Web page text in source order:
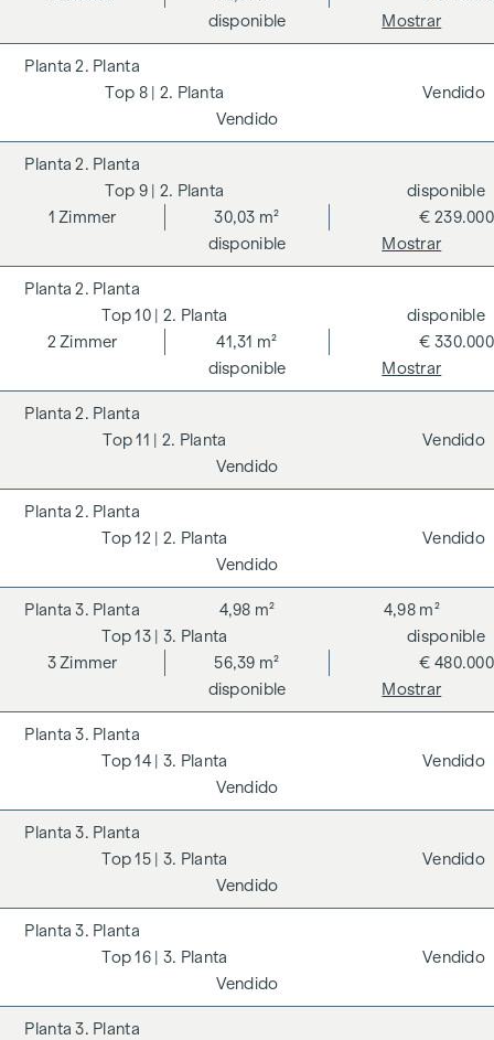
disponible
Mostrar
8 | 2. Planta
2. Planta
Vendido
Vendido
9 | 2. Planta
2. Planta
1Zimmer 30,03 m²
€ 239.000
disponible
disponible
Mostrar
10 | 2. Planta
2. Planta
2Zimmer 41,31 m²
€ 330.000
disponible
disponible
Mostrar
11 | 2. Planta
2. Planta
Vendido
Vendido
12 | 2. Planta
2. Planta
Vendido
Vendido
13 | 3. Planta
3. Planta
3Zimmer 56,39 m²
4,98 m² 4,98 m²
€ 480.000
disponible
disponible
Mostrar
14 | 3. Planta
3. Planta
Vendido
Vendido
15 | 3. Planta
3. Planta
Vendido
Vendido
16 | 3. Planta
3. Planta
Vendido
Vendido
3. Planta